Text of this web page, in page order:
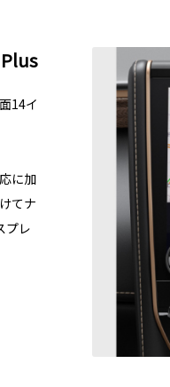
14イ
に加
てナ
プレ